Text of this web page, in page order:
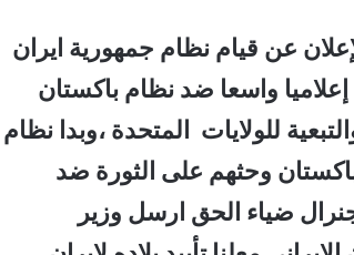
عن قيام نظام جمهورية ايران
واسعا ضد نظام باكستان
للولايات المتحدة ،وبدا نظام
وحثهم على الثورة ضد
ضياء الحق ارسل وزير